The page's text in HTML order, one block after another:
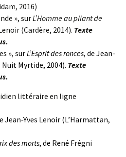
2016)
», surL’Homme au pliant de
(Cardère, 2014). Texte
», surL’Esprit des ronces, de Jean-
Nuit Myrtide, 2004). Texte
littéraire en ligne
Jean-Yves Lenoir (L’Harmattan,
des morts, de René Frégni